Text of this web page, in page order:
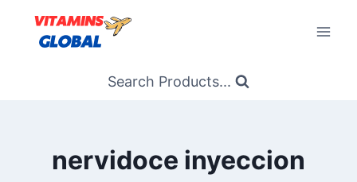
content
Search Products...
nervidoce inyeccion